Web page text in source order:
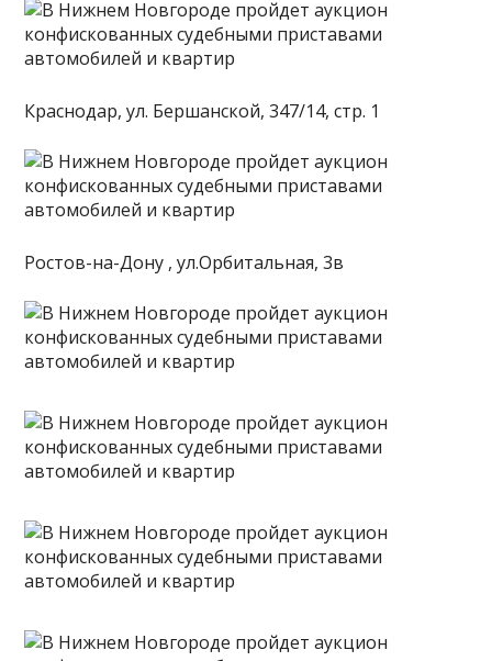
Краснодар, ул. Бершанской, 347/14, стр. 1
Ростов-на-Дону , ул.Орбитальная, 3в